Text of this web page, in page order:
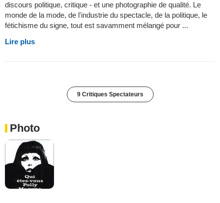
discours politique, critique - et une photographie de qualité. Le
monde de la mode, de l'industrie du spectacle, de la politique, le
fétichisme du signe, tout est savamment mélangé pour ...
Lire plus
9 Critiques Spectateurs
Photo